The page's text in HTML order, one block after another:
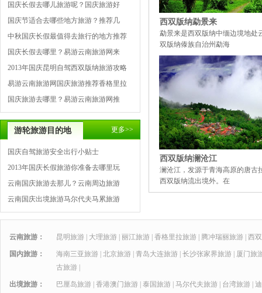
国庆长假去哪儿旅游呢？国庆旅游好
国庆节适合去哪些地方旅游？推荐几
中秋国庆长假最值得去旅行的地方推荐
国庆长假去哪里？易游云南旅游网来
2013年国庆昆明自驾西双版纳旅游攻略
易游云南旅游网国庆旅游推荐香格里拉
国庆旅游去哪里？易游云南旅游网推
游轮旅游目的地 更多>>
国庆自驾旅游安全出行小贴士
2013年国庆长假旅游你准备去哪里玩
云南国庆旅游去那儿？云南周边旅游
云南国庆出境旅游马尔代夫马累旅游
西双版纳勐景来
勐景来是西双版纳中缅边境地处
双版纳傣族自治州勐海
西双版纳澜沧江
澜沧江，发源于青海高原的唐古
西双版纳流出境外。在
云南旅游： 昆明旅游 大理旅游 丽江旅游 香格里拉旅游 腾冲瑞丽旅游 西
国内旅游： 海南三亚旅游 北京旅游 青岛大连旅游 长沙张家界旅游
厦门旅
古旅游
出境旅游： 巴厘岛旅游 香港澳门旅游 泰国旅游 马尔代夫旅游 台湾旅游